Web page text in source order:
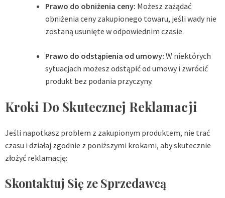
Prawo do obniżenia ceny: Możesz zażądać
obniżenia ceny zakupionego towaru, jeśli wady nie
zostaną usunięte w odpowiednim czasie.
Prawo do odstąpienia od umowy: W niektórych
sytuacjach możesz odstąpić od umowy i zwrócić
produkt bez podania przyczyny.
Kroki Do Skutecznej Reklamacji
Jeśli napotkasz problem z zakupionym produktem, nie trać
czasu i działaj zgodnie z poniższymi krokami, aby skutecznie
złożyć reklamację:
Skontaktuj Się ze Sprzedawcą